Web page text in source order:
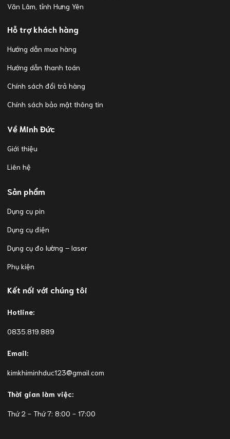
Văn Lâm, tỉnh Hưng Yên
Hỗ trợ khách hàng
Hướng dẫn mua hàng
Hướng dẫn thanh toán
Chính sách đổi trả hàng
Chính sách bảo mật thông tin
Về Minh Đức
Giới thiệu
Liên hệ
Sản phẩm
Dụng cụ pin
Dụng cụ điện
Dụng cụ đo lường – laser
Phụ kiện
Kết nối với chúng tôi
Hotline:
0835.819.889
Email:
kimkhiminhduc123@gmail.com
Thời gian làm việc:
Thứ 2 - Thứ 7: 8:00 - 17:00